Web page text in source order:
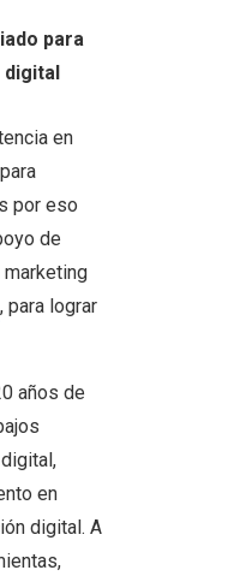
para
en
por eso
de
, para lograr
años de
en
digital. A